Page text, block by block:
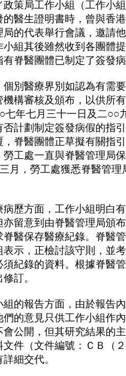
政策局工作小組（工作小
的醫生證明書時，曾與香
局的代表舉行會議，邀請
小組其後雖然收到各團體
有脊醫團體已制定了簽發
醫療界別如認為有需要
機構審核及頒布，以供所
七年七月三十一日及二○○
否計劃制定簽發病假的指
，脊醫團體正草擬有關指
勞工處一直與脊醫管理局
月，勞工處獲悉脊醫管
方面，工作小組明白有
亦留意到由脊醫管理局頒
脊醫保存醫療紀錄。脊醫
表示，正檢討該守則，並
須紀錄的資料。根據脊醫
訂。
報告方面，由於報告內
們的意見只供工作小組作
會公開，但其研究結果的
文件（文件編號：ＣＢ（
細交代。